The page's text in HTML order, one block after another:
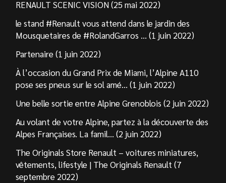
RENAULT SCENIC VISION (25 mai 2022)
le stand #Renault vous attend dans le jardin des
Mousquetaires de #RolandGarros … (1 juin 2022)
Partenaire (1 juin 2022)
À l’occasion du Grand Prix de Miami, l’Alpine A110
pose ses pneus sur le sol amé… (1 juin 2022)
Une belle sortie entre Alpine Grenoblois (2 juin 2022)
Au volant de votre Alpine, partez à la découverte des
Alpes Françaises. La famil… (2 juin 2022)
The Originals Store Renault – voitures miniatures,
vêtements, lifestyle | The Originals Renault (7
septembre 2022)